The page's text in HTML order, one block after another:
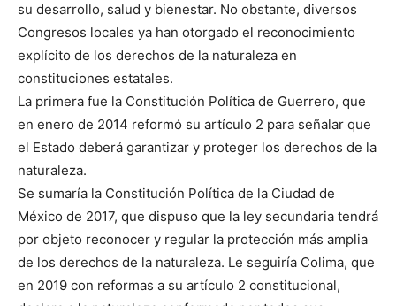
su desarrollo, salud y bienestar. No obstante, diversos
Congresos locales ya han otorgado el reconocimiento
explícito de los derechos de la naturaleza en
constituciones estatales.
La primera fue la Constitución Política de Guerrero, que
en enero de 2014 reformó su artículo 2 para señalar que
el Estado deberá garantizar y proteger los derechos de la
naturaleza.
Se sumaría la Constitución Política de la Ciudad de
México de 2017, que dispuso que la ley secundaria tendrá
por objeto reconocer y regular la protección más amplia
de los derechos de la naturaleza. Le seguiría Colima, que
en 2019 con reformas a su artículo 2 constitucional,